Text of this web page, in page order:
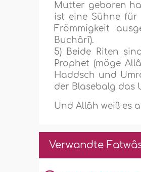
Mutter geboren
ist eine Sühne für
Frömmigkeit
Buchârî).
5) Beide Riten
Prophet (möge
Haddsch und
der Blasebalg das
Und Allâh weiß es
Verwandte